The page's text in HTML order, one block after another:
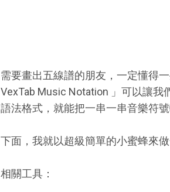
需要畫出五線譜的朋友，一定懂得
VexTab Music Notation 」可以讓我
語法格式，就能把一串一串音樂符號
下面，我就以超級簡單的小蜜蜂來做
相關工具：